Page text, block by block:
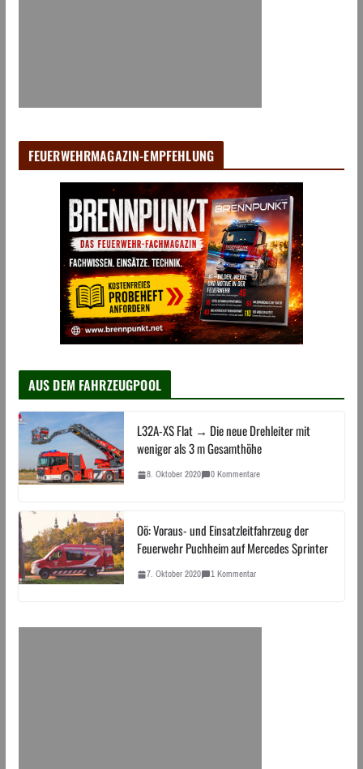
FEUERWEHRMAGAZIN-EMPFEHLUNG
AUS DEM FAHRZEUGPOOL
L32A-XS Flat → Die neue Drehleiter mit
weniger als 3 m Gesamthöhe
8. Oktober 2020 0 Kommentare
Oö: Voraus- und Einsatzleitfahrzeug der
Feuerwehr Puchheim auf Mercedes Sprinter
7. Oktober 2020 1 Kommentar